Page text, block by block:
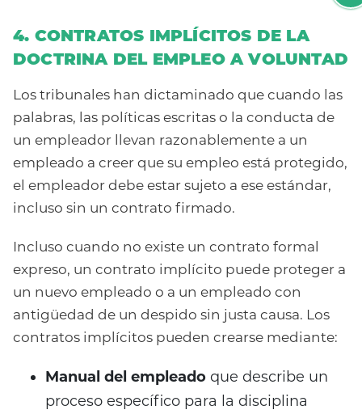
4. CONTRATOS IMPLÍCITOS DE LA
DOCTRINA DEL EMPLEO A VOLUNTAD
Los tribunales han dictaminado que cuando las
palabras, las políticas escritas o la conducta de
un empleador llevan razonablemente a un
empleado a creer que su empleo está protegido,
el empleador debe estar sujeto a ese estándar,
incluso sin un contrato firmado.
Incluso cuando no existe un contrato formal
expreso, un contrato implícito puede proteger a
un nuevo empleado o a un empleado con
antigüedad de un despido sin justa causa. Los
contratos implícitos pueden crearse mediante:
Manual del empleado que describe un
proceso específico para la disciplina